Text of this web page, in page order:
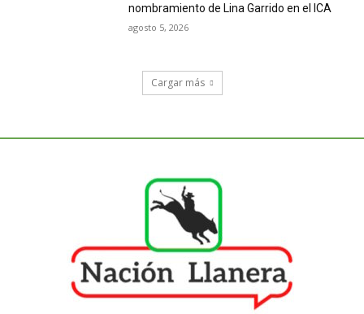
nombramiento de Lina Garrido en el ICA
agosto 5, 2026
Cargar más